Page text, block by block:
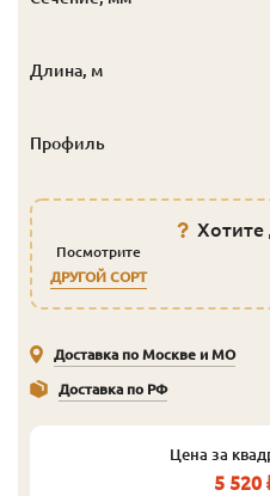
Длина, м
Профиль
Хотите
Посмотрите
ДРУГОЙ СОРТ
Доставка по Москве и МО
Доставка по РФ
Цена за
5 520